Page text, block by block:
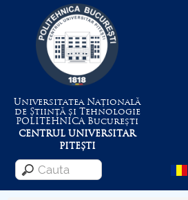
Universitatea Națională
de Știință și Tehnologie
POLITEHNICABucurești
CENTRUL UNIVERSITAR
PITEȘTI
Menu